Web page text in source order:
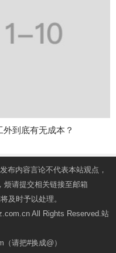
到底有无成本？
布内容言论不代表本站观点，
烦请提交相关链接至邮箱
及时予以处理。
All Rights Reserved.站
请把#换成@）